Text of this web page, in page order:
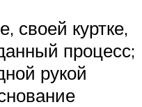
своей куртке,
процесс;
рукой